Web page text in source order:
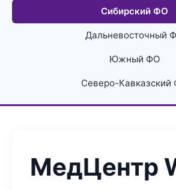
Сибирский ФО
Дальневосточный
Южный ФО
Северо-Кавказский
МедЦентр